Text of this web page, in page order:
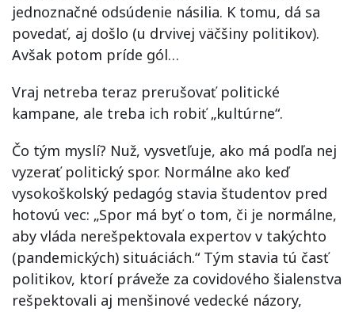
jednoznačné odsúdenie násilia. K tomu, dá sa
povedať, aj došlo (u drvivej väčšiny politikov).
Avšak potom príde gól…
Vraj netreba teraz prerušovať politické
kampane, ale treba ich robiť „kultúrne“.
Čo tým myslí? Nuž, vysvetľuje, ako má podľa nej
vyzerať politický spor. Normálne ako keď
vysokoškolský pedagóg stavia študentov pred
hotovú vec: „Spor má byť o tom, či je normálne,
aby vláda nerešpektovala expertov v takýchto
(pandemických) situáciách.“ Tým stavia tú časť
politikov, ktorí práveže za covidového šialenstva
rešpektovali aj menšinové vedecké názory,